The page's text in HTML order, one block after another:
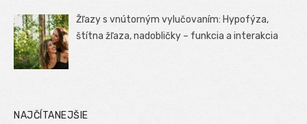
Žľazy s vnútorným vylučovaním: Hypofýza,
štítna žľaza, nadobličky – funkcia a interakcia
NAJČÍTANEJŠIE